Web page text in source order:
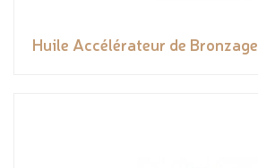
Huile Accélérateur de Bronzage